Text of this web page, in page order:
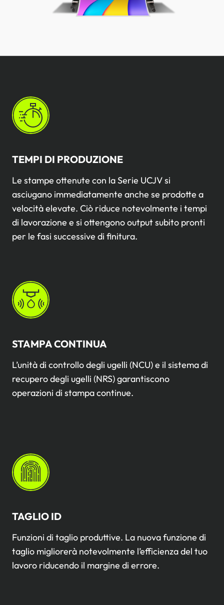
TEMPI DI PRODUZIONE
Le stampe ottenute con la Serie UCJV si
asciugano immediatamente anche se prodotte a
velocità elevate. Ciò riduce notevolmente i tempi
di lavorazione e si ottengono output subito pronti
per le fasi successive di finitura.
STAMPA CONTINUA
L’unità di controllo degli ugelli (NCU) e il sistema di
recupero degli ugelli (NRS) garantiscono
operazioni di stampa continue.
TAGLIO ID
Funzioni di taglio produttive. La nuova funzione di
taglio migliorerà notevolmente l’efficienza del tuo
lavoro riducendo il margine di errore.